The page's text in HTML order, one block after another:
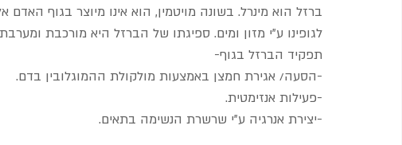
ברזל הוא מינרל. בשונה מויטמין, הוא אינו מיוצר בגוף
לגופינו ע"י מזון ומים. ספיגתו של הברזל היא מורכבת
תפקיד הברזל בגוף-
-הסעה/ אגירת חמצן באמצעות מולקולת ההמוגלובין בדם.
-פעילות אנזימטית.
-יצירת אנרגיה ע"י שרשרת הנשימה בתאים.